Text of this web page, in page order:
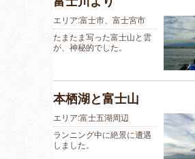
エリア:富士市、富士宮市
たまたま写った富士山と雲
が、神秘的でした。
本栖湖と富士山
エリア:富士五湖周辺
ランニング中に絶景に遭遇
しました。